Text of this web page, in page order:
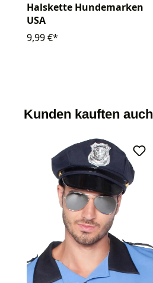
Halskette Hundemarken
USA
9,99 €*
Kunden kauften auch